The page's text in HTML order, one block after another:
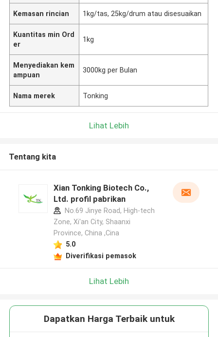
Kemasan rincian 1kg/tas, 25kg/drum atau disesuaikan
Kuantitas min Ord
er
1kg
Menyediakan kem
ampuan
3000kg per Bulan
Nama merek Tonking
Lihat Lebih
Tentang kita
Xian Tonking Biotech Co.,
Ltd. profil pabrikan
No.69 Jinye Road, High-tech
Zone, Xi'an City, Shaanxi
Province, China ,Cina
5.0
Diverifikasi pemasok
Lihat Lebih
Dapatkan Harga Terbaik untuk